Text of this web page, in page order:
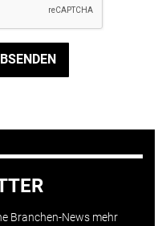
Branchen-News mehr